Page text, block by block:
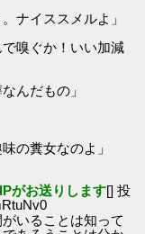
ナイススメルよ」
嗅ぐか！いい加減
んだもの」
の糞女なのよ」
がお送りします[] 投
いることは知って